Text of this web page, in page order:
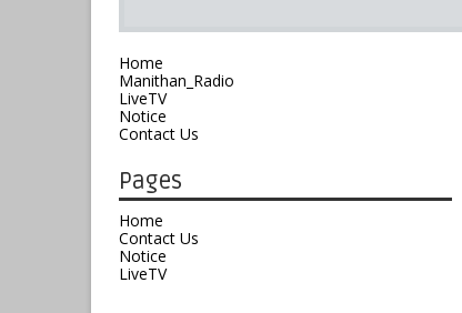
Home
Manithan_Radio
LiveTV
Notice
Contact Us
Pages
Home
Contact Us
Notice
LiveTV